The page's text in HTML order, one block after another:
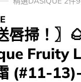
唇掃！
Fruity
(#11-